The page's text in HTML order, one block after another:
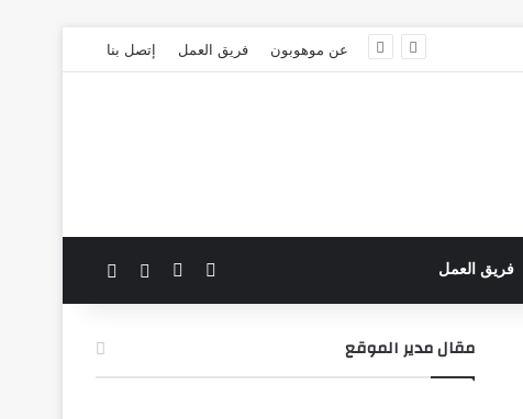
عن موهوبون فريق العمل إتصل بنا
فريق العمل فيسبوك الوضع المظلم
مقال مدير الموقع